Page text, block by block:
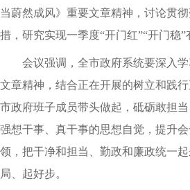
当蔚然成风》重要文章精神，讨论贯
措，研究实现一季度“开门红”“开门稳”
会议强调，全市政府系统要深入
文章精神，结合正在开展的树立和践
市政府班子成员带头做起，砥砺敢担
强想干事、真干事的思想自觉，提升
领，把干净和担当、勤政和廉政统一
局、起好步。